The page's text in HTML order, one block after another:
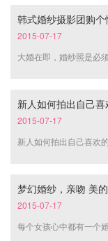
韩式婚纱摄影团购
2015-07-17
大婚在即，婚纱照是必
新人如何拍出自己
2015-07-17
新人如何拍出自己喜欢
梦幻婚纱，亲吻 美
2015-07-17
每个女孩心中都有一个